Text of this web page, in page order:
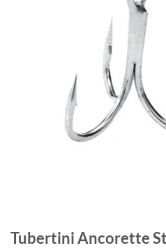
Tubertini Ancorette